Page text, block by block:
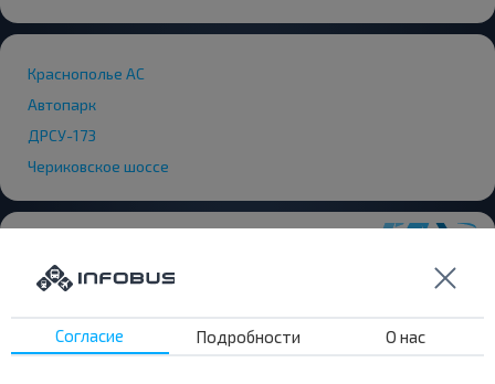
Краснополье АС
Автопарк
ДРСУ-173
Чериковское шоссе
Хотите
Согласие Подробности О нас